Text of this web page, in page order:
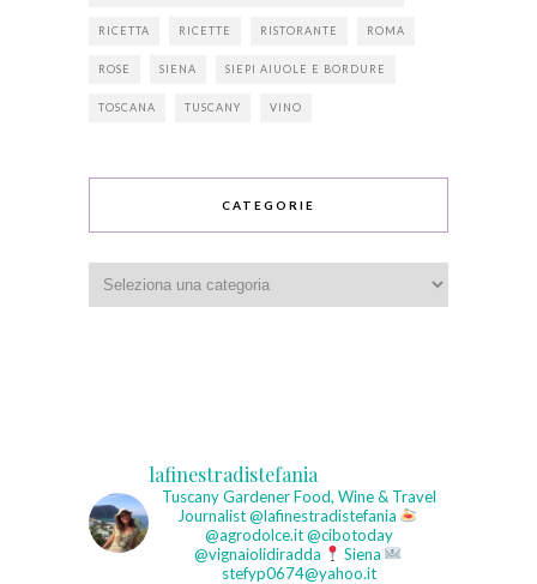
RICETTA RICETTE RISTORANTE ROMA
ROSE SIENA SIEPI AIUOLE E BORDURE
TOSCANA TUSCANY VINO
CATEGORIE
lafinestradistefania
Tuscany GardenerFood, Wine & Travel
Journalist@lafinestradistefania
@agrodolce.it @cibotoday
@vignaiolidiradda
Siena
stefyp0674@yahoo.it